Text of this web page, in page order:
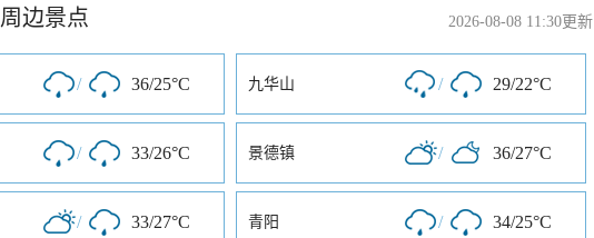
周边景点 2026-08-08 11:30更新
/ 36/25°C 九华山 / 29/22°C
/ 33/26°C 景德镇 / 36/27°C
/ 33/27°C 青阳 / 34/25°C